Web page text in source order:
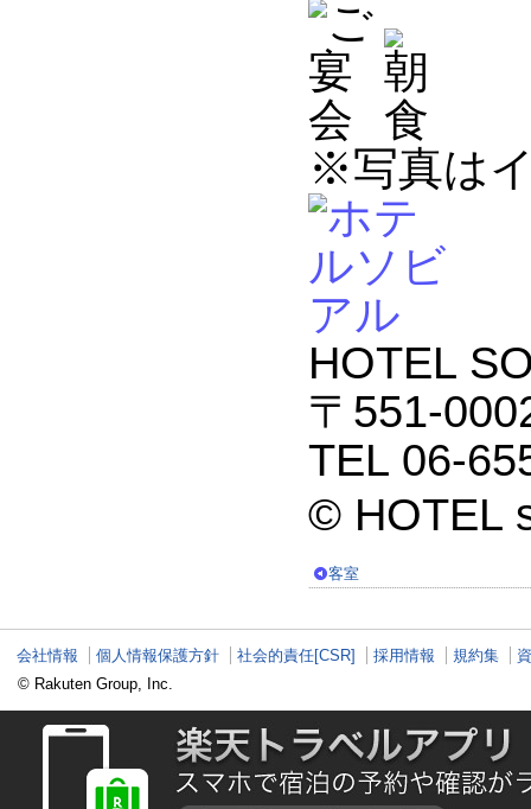
※写真は
HOTEL
〒551-
TEL 06-
© HOTEL
客室
会社情報 個人情報保護方針 社会的責任[CSR] 採用情報 規約集
© Rakuten Group, Inc.